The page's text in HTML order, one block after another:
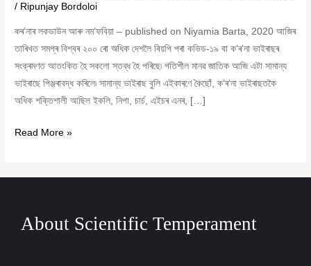
/ Ripunjay Bordoloi
কৰ’নাৰ লকডাউন আৰু নম’ফবিয়া – published on Niyamia Barta, 2020 আজিৰ
তাৰিখত সমগ্ৰ বিশ্বৰ ২০০ ৰো অধিক দেশলৈ বিয়পি পৰা কভিড-১৯ বা ক’ৰ’না ভাইৰাছৰ
সংক্ৰমণত আতংকিত হৈ সকলো স্তব্ধ হৈ পৰিছে৷ গতিশীল মানৱ জাতিক আজি এটা সামান্য
ভাইৰাছে পিঞ্জৰাবদ্ধ কৰিলে৷ সামান্য ভাইৰাছ বুলি এইকাৰণে কৈছোঁ, ক’ৰ’না ভাইৰাছতকৈ
অধিক শক্তিশালী আছিল ইকলি, নিপা, চাৰ্চ, এইচৰ এনৰ, […]
Read More »
About Scientific Temperament